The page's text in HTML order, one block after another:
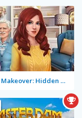
Home Makeover: Hidden Object